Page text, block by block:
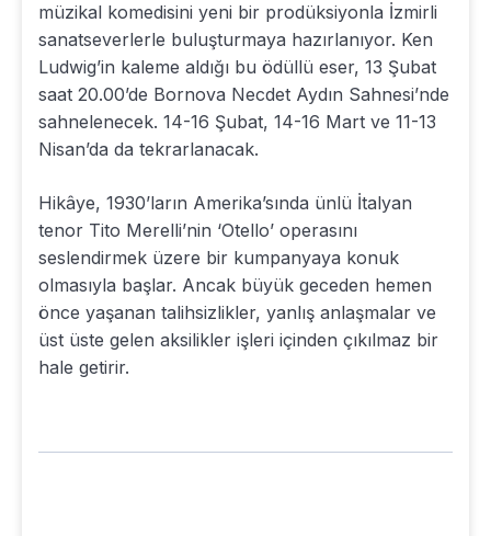
müzikal komedisini yeni bir prodüksiyonla İzmirli
sanatseverlerle buluşturmaya hazırlanıyor. Ken
Ludwig’in kaleme aldığı bu ödüllü eser, 13 Şubat
saat 20.00’de Bornova Necdet Aydın Sahnesi’nde
sahnelenecek. 14-16 Şubat, 14-16 Mart ve 11-13
Nisan’da da tekrarlanacak.
Hikâye, 1930’ların Amerika’sında ünlü İtalyan
tenor Tito Merelli’nin ‘Otello’ operasını
seslendirmek üzere bir kumpanyaya konuk
olmasıyla başlar. Ancak büyük geceden hemen
önce yaşanan talihsizlikler, yanlış anlaşmalar ve
üst üste gelen aksilikler işleri içinden çıkılmaz bir
hale getirir.